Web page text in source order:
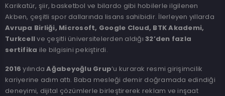
Karikatür, şiir, basketbol ve bilardo gibi hobilerle ilgilenen
Akben, çeşitli spor dallarında lisans sahibidir. İlerleyen yıllarda
Avrupa Birliği, Microsoft, Google Cloud, BTK Akademi,
Turkcellve çeşitli üniversitelerden aldığı 32’den fazla
sertifika ile bilgisini pekiştirdi.
2016 yılındaAğabeyoğlu Grup‘u kurarak resmi girişimcilik
kariyerine adım attı. Baba mesleği demir doğramada edindiği
deneyimi, dijital çözümlerle birleştirerek reklam ve inşaat